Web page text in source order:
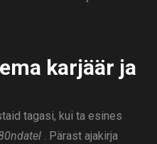
karjäär ja
tagasi, kui ta esines
. Pärast ajakirja